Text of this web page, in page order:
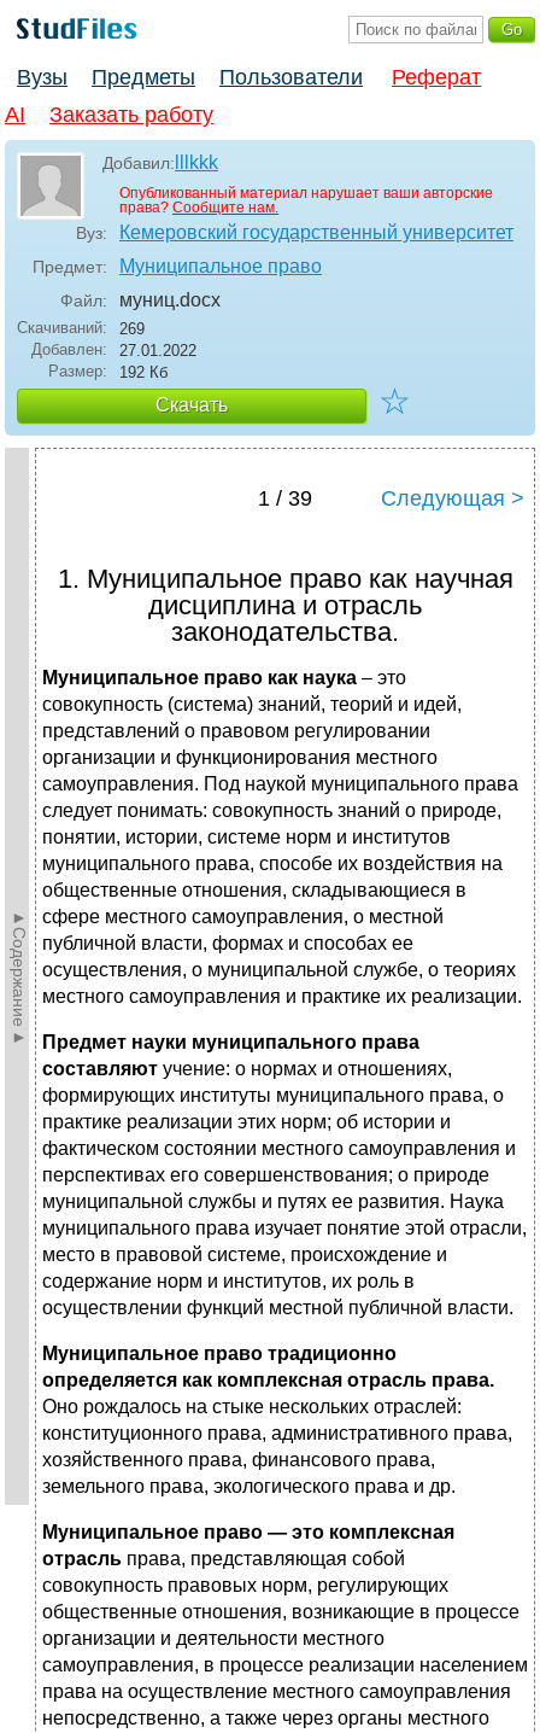
Вузы Предметы Пользователи
Реферат
AI
Заказать работу
Добавил: lllkkk
Опубликованный материал нарушает ваши авторские
права? Сообщите нам.
Вуз: Кемеровский государственный университет
Предмет: Муниципальное право
Файл: муниц.docx
Скачиваний:
269
Добавлен:
27.01.2022
Размер:
192 Кб
Скачать ☆
►Содержание►
1 / 39 Следующая >
1. Муниципальное право как научная
дисциплина и отрасль
законодательства.
Муниципальное право как наука – это
совокупность (система) знаний, теорий и идей,
представлений о правовом регулировании
организации и функционирования местного
самоуправления. Под наукой муниципального права
следует понимать: совокупность знаний о природе,
понятии, истории, системе норм и институтов
муниципального права, способе их воздействия на
общественные отношения, складывающиеся в
сфере местного самоуправления, о местной
публичной власти, формах и способах ее
осуществления, о муниципальной службе, о теориях
местного самоуправления и практике их реализации.
Предмет науки муниципального права
составляют учение: о нормах и отношениях,
формирующих институты муниципального права, о
практике реализации этих норм; об истории и
фактическом состоянии местного самоуправления и
перспективах его совершенствования; о природе
муниципальной службы и путях ее развития. Наука
муниципального права изучает понятие этой отрасли,
место в правовой системе, происхождение и
содержание норм и институтов, их роль в
осуществлении функций местной публичной власти.
Муниципальное право традиционно
определяется как комплексная отрасль права.
Оно рождалось на стыке нескольких отраслей:
конституционного права, административного права,
хозяйственного права, финансового права,
земельного права, экологического права и др.
Муниципальное право — это комплексная
отрасль права, представляющая собой
совокупность правовых норм, регулирующих
общественные отношения, возникающие в процессе
организации и деятельности местного
самоуправления, в процессе реализации населением
права на осуществление местного самоуправления
непосредственно, а также через органы местного